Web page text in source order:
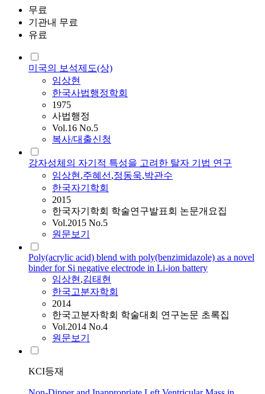
무료
기관내 무료
유료
미국의 보석제도(상)
임상현
한국사법행정학회
1975
사법행정
Vol.16 No.5
복사/대출신청
강자성체의 자기적 특성을 고려한 탈자 기법 연구
임상현,주혜선,정동욱,박관수
한국자기학회
2015
한국자기학회 학술연구발표회 논문개요집
Vol.2015 No.5
원문보기
Poly(acrylic acid) blend with poly(benzimidazole) as a novel
binder for Si negative electrode in Li-ion battery
임상현,김태현
한국고분자학회
2014
한국고분자학회 학술대회 연구논문 초록집
Vol.2014 No.4
원문보기
KCI등재